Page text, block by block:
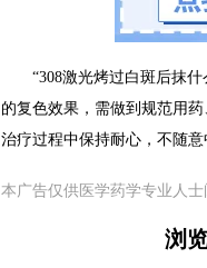
“308激光烤过白斑后抹什
的复色效果，需做到规范用
治疗过程中保持耐心，不随
本广告仅供医学药学专业人
浏